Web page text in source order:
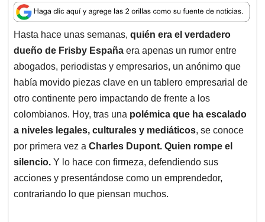
a
t
s
A
p
p
c
e
b
o
o
k
n
k
e
d
I
n
a
i
l
r
e
a
d
s
Hasta hace unas semanas, quién era el verdadero
dueño de Frisby España era apenas un rumor entre
abogados, periodistas y empresarios, un anónimo que
había movido piezas clave en un tablero empresarial de
otro continente pero impactando de frente a los
colombianos. Hoy, tras una polémica que ha escalado
a niveles legales, culturales y mediáticos, se conoce
por primera vez a Charles Dupont. Quien rompe el
silencio. Y lo hace con firmeza, defendiendo sus
acciones y presentándose como un emprendedor,
contrariando lo que piensan muchos.